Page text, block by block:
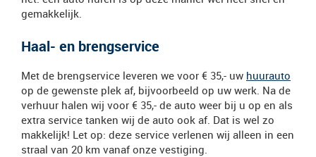
gemakkelijk.
Haal- en brengservice
Met de brengservice leveren we voor € 35,- uw huurauto
op de gewenste plek af, bijvoorbeeld op uw werk. Na de
verhuur halen wij voor € 35,- de auto weer bij u op en als
extra service tanken wij de auto ook af. Dat is wel zo
makkelijk! Let op: deze service verlenen wij alleen in een
straal van 20 km vanaf onze vestiging.